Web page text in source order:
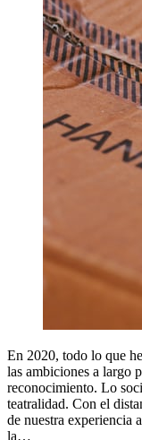
En 2020, todo lo que
las ambiciones a largo
reconocimiento. Lo
teatralidad. Con el
de nuestra experiencia
la…